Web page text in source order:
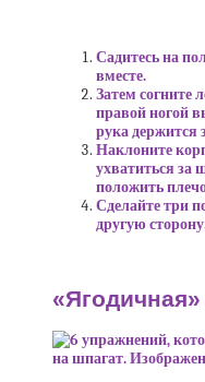
Садитесь на
вместе.
Затем согните
правой ногой
рука держится
Наклоните
ухватиться за
положить
Сделайте три
другую
«Ягодичная»